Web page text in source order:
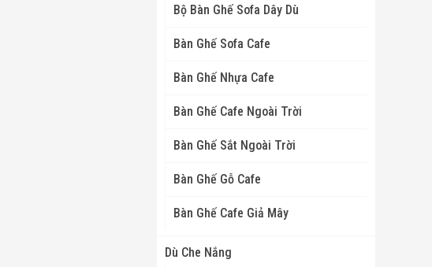
Bộ Bàn Ghế Sofa Dây Dù
Bàn Ghế Sofa Cafe
Bàn Ghế Nhựa Cafe
Bàn Ghế Cafe Ngoài Trời
Bàn Ghế Sắt Ngoài Trời
Bàn Ghế Gỗ Cafe
Bàn Ghế Cafe Giả Mây
Dù Che Nắng